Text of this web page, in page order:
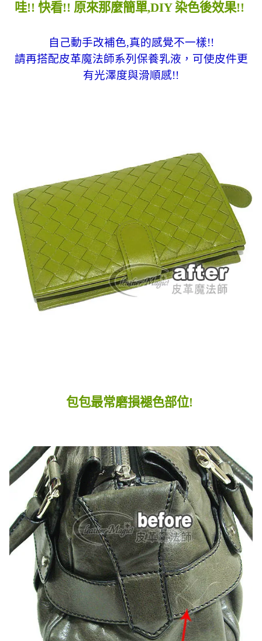
哇!! 快看!! 原來那麼簡單,DIY 染色後效果!!
自己動手改補色,真的感覺不一樣!!
請再搭配皮革魔法師系列保養乳液，可使皮件更
有光澤度與滑順感!!
包包最常磨損褪色部位!